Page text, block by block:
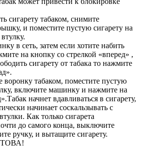
сигарету табаком, снимите
и поместите пустую сигарету на
в сеть, затем если хотите набить
на кнопку со стрелкой «вперед» ,
сигарету от табака то нажмите
воронку табаком, поместите пустую
включите машинку и нажмите на
начнет вдавливаться в сигарету,
начинает соскальзывать с
Как только сигарета
до самого конца, выключите
ручку, и вытащите сигарету.